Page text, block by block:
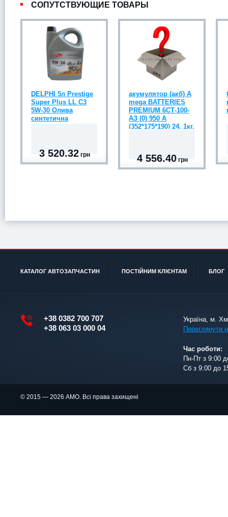
СОПУТСТВУЮЩИЕ ТОВАРЫ
DELPHI 5л Prestige
Super Plus LL С3
5W-30 Олива
синтетична
3 520.32 грн
акумулятор (акб) А
mega BATTERIES
PREMIUM 6СТ-100-
АЗ (0) 950 A
(352*175*190) 24, 1кг.
4 556.40 грн
КАТАЛОГ АВТОЗАПЧАСТИН ПОСТІЙНИМ КЛІЄНТАМ БЛОГ
+38 0382 700 707
+38 063 03 000 04
Україна, м.
Переглянути
Час роботи:
Пн-Пт з 9:00
Сб з 9:00 до
© 2015 — 2026 АМО. Всі права захищені